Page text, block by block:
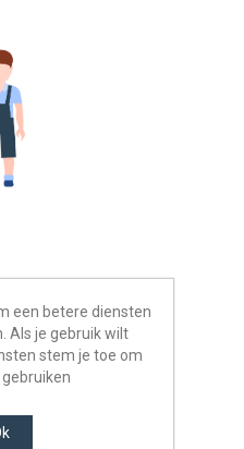
tot 4 jaar -
een betere diensten
Als je gebruik wilt
stem je toe om